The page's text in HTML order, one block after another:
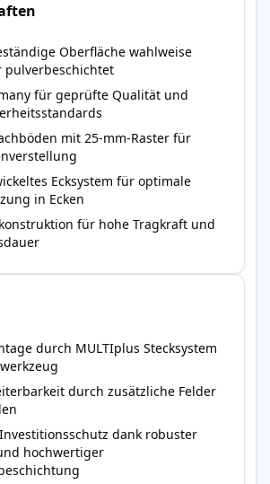
Oberfläche wahlweise
pulverbeschichtet
für geprüfte Qualität und
mit 25-mm-Raster für
Ecksystem für optimale
in Ecken
für hohe Tragkraft und
durch MULTIplus Stecksystem
durch zusätzliche Felder
dank robuster
hochwertiger